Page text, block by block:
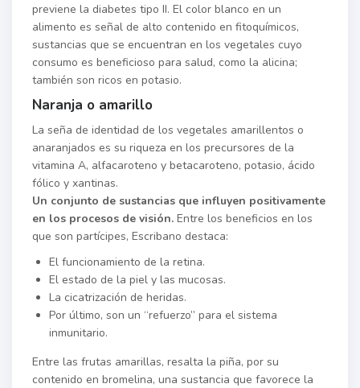
previene la diabetes tipo II. El color blanco en un
alimento es señal de alto contenido en fitoquímicos,
sustancias que se encuentran en los vegetales cuyo
consumo es beneficioso para salud, como la alicina;
también son ricos en potasio.
Naranja o amarillo
La seña de identidad de los vegetales amarillentos o
anaranjados es su riqueza en los precursores de la
vitamina A, alfacaroteno y betacaroteno, potasio, ácido
fólico y xantinas.
Un conjunto de sustancias que influyen positivamente
en los procesos de visión. Entre los beneficios en los
que son partícipes, Escribano destaca:
El funcionamiento de la retina.
El estado de la piel y las mucosas.
La cicatrización de heridas.
Por último, son un “refuerzo” para el sistema
inmunitario.
Entre las frutas amarillas, resalta la piña, por su
contenido en bromelina, una sustancia que favorece la